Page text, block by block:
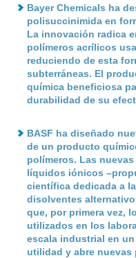
Bayer Chemicals ha
polisuccinimida en
La innovación radica
polímeros acrílicos
reduciendo de esta
subterráneas. El
química beneficiosa
durabilidad de su
BASF ha diseñado
de un producto
polímeros. Las
líquidos iónicos
científica dedicada a
disolventes
que, por primera vez,
utilizados en los
escala industrial en
utilidad y abre